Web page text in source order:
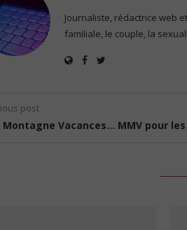
Journaliste, rédactrice web
familiale, le couple, la
post
Montagne Vacances… MMV pour